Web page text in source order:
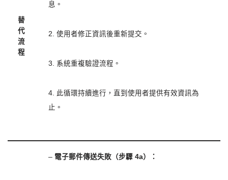
替
代
流
程
息。
2. 使用者修正資訊後重新提交。
3. 系統重複驗證流程。
4. 此循環持續進行，直到使用者提供有效資訊為
止。
– 電子郵件傳送失敗（步驟 4a）：